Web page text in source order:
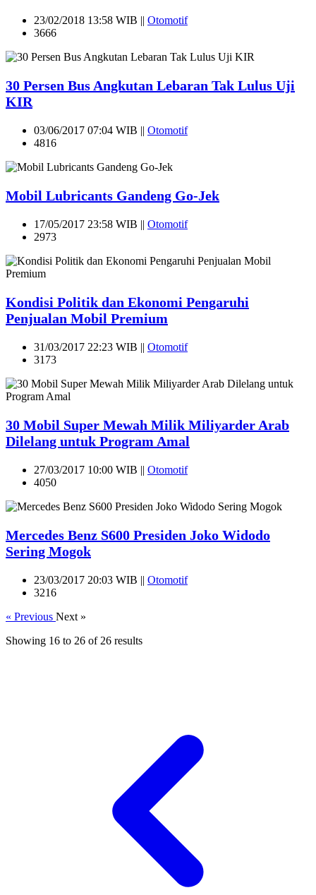
23/02/2018 13:58 WIB || Otomotif
3666
30 Persen Bus Angkutan Lebaran Tak Lulus Uji
KIR
03/06/2017 07:04 WIB || Otomotif
4816
Mobil Lubricants Gandeng Go-Jek
17/05/2017 23:58 WIB || Otomotif
2973
Kondisi Politik dan Ekonomi Pengaruhi
Penjualan Mobil Premium
31/03/2017 22:23 WIB || Otomotif
3173
30 Mobil Super Mewah Milik Miliyarder Arab
Dilelang untuk Program Amal
27/03/2017 10:00 WIB || Otomotif
4050
Mercedes Benz S600 Presiden Joko Widodo
Sering Mogok
23/03/2017 20:03 WIB || Otomotif
3216
« Previous Next »
Showing 16 to 26 of 26 results